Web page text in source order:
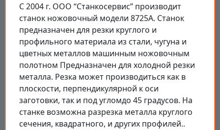
С 2004 г. ООО “Станкосервис” производит
станок ножовочный модели 8725А. Станок
предназначен для резки круглого и
профильного материала из стали, чугуна и
цветных металлов машинным ножовочным
полотном Предназначен для холодной резки
металла. Резка может производиться как в
плоскости, перпендикулярной к оси
заготовки, так и под угломдо 45 градусов. На
станке возможна разрезка металла круглого
сечения, квадратного, и других профилей..